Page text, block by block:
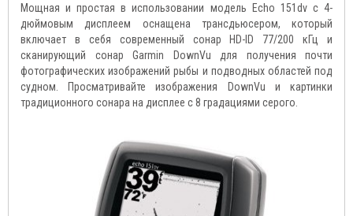
Мощная и простая в использовании модель Echo 151dv с 4-
дюймовым дисплеем оснащена трансдьюсером, который
включает в себя современный сонар HD-ID 77/200 кГц и
сканирующий сонар Garmin DownVu для получения почти
фотографических изображений рыбы и подводных областей под
судном. Просматривайте изображения DownVu и картинки
традиционного сонара на дисплее с 8 градациями серого.